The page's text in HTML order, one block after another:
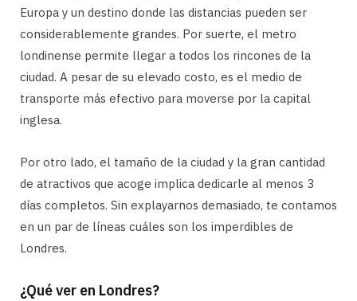
Europa y un destino donde las distancias pueden ser
considerablemente grandes. Por suerte, el metro
londinense permite llegar a todos los rincones de la
ciudad. A pesar de su elevado costo, es el medio de
transporte más efectivo para moverse por la capital
inglesa.
Por otro lado, el tamaño de la ciudad y la gran cantidad
de atractivos que acoge implica dedicarle al menos 3
días completos. Sin explayarnos demasiado, te contamos
en un par de líneas cuáles son los imperdibles de
Londres.
¿Qué ver en Londres?